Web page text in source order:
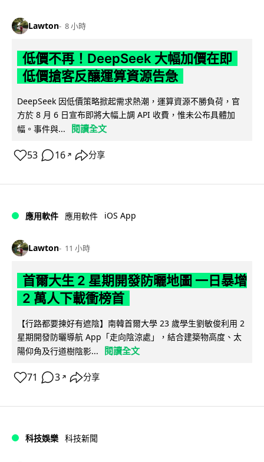
Lawton 8 小時
低價不再！DeepSeek 大幅加價在即
低價搶客反釀運算資源告急
DeepSeek 因低價策略掀起需求熱潮，運算資源不勝負荷，官
方於 8 月 6 日宣布即將大幅上調 API 收費，惟未公布具體加
幅。事件與...
閱讀全文
53 16 ↗ 分享
應用軟件 應用軟件 iOS App
Lawton 11 小時
首爾大生 2 星期開發防曬地圖 一日暴增
2 萬人下載衝榜首
【行路都要揀好有遮陰】南韓首爾大學 23 歲學生劉敏俊利用 2
星期開發防曬導航 App「走向陰涼處」，結合建築物高度、太
陽仰角及行道樹陰影...
閱讀全文
71 3 ↗ 分享
科技娛樂 科技新聞